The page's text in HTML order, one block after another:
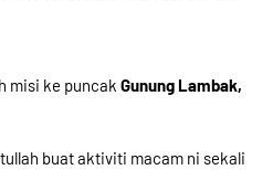
misi ke puncak Gunung Lambak,
buat aktiviti macam ni sekali